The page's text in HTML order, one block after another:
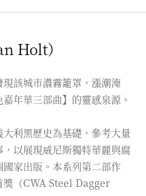
Holt）
該城市濃霧籠罩，漲潮淹
年華三部曲】的靈感泉源。
大利黑歷史為基礎，參考大量
以展現威尼斯獨特華麗與腐
家出版。本系列第二部作
獎（CWA Steel Dagger